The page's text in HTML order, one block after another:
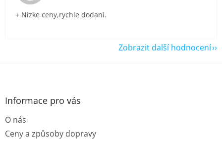
+ Nizke ceny,rychle dodani.
Zobrazit další hodnocení
Z
Informace pro vás
O nás
Ceny a způsoby dopravy